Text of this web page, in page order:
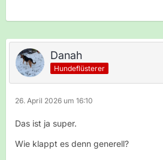
Danah
Hundeflüsterer
26. April 2026 um 16:10
Das ist ja super.
Wie klappt es denn generell?